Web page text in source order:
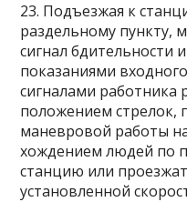
23. Подъезжая к
раздельному пункту,
сигнал бдительности
показаниями
сигналами работника
положением стрелок,
маневровой работы
хождением людей по
станцию или
установленной